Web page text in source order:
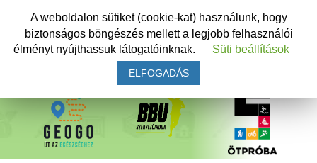
A weboldalon sütiket (cookie-kat) használunk, hogy
biztonságos böngészés mellett a legjobb felhasználói
élményt nyújthassuk látogatóinknak.
Süti beállítások
ELFOGADÁS